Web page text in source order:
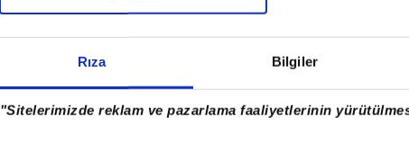
Rıza Bilgiler
"Sitelerimizde reklam ve pazarlama faaliyetlerinin